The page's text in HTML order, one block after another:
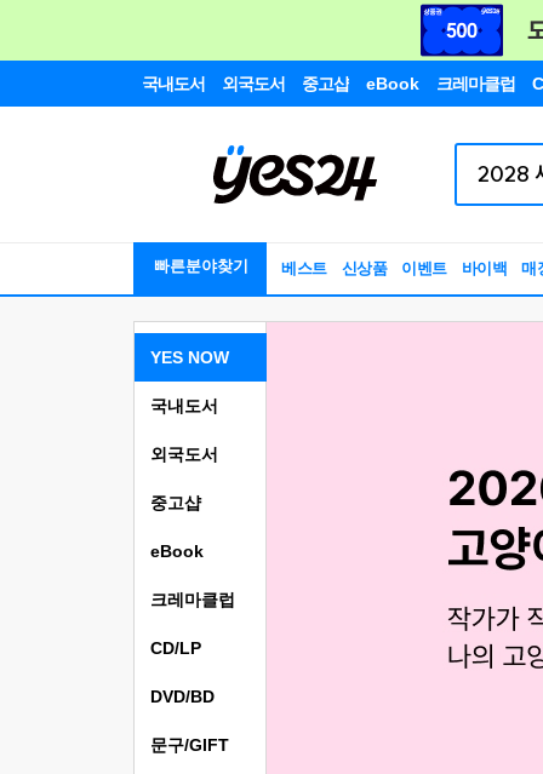
국내도서 외국도서 중고샵 eBook 크레마클럽
빠른분야찾기 베스트 신상품 이벤트 바이백 매
YES NOW
국내도서
외국도서
중고샵
eBook
크레마클럽
CD/LP
DVD/BD
문구/GIFT